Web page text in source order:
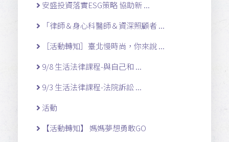
安盛投資落實ESG策略 協助新 ...
「律師＆身心科醫師＆資深照顧者 ...
［活動轉知］臺北慢時尚，你來說 ...
9/8 生活法律課程-與自己和 ...
9/3 生活法律課程-法院訴訟 ...
活動
【活動轉知】 媽媽夢想勇敢GO